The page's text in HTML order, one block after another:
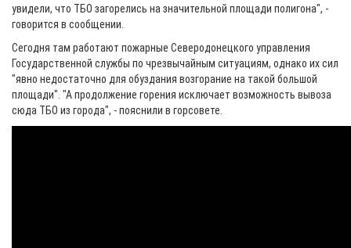
увидели, что ТБО загорелись на значительной площади полигона", -
говорится в сообщении.
Сегодня там работают пожарные Северодонецкого управления
Государственной службы по чрезвычайным ситуациям, однако их сил
"явно недостаточно для обуздания возгорание на такой большой
площади". "А продолжение горения исключает возможность вывоза
сюда ТБО из города", - пояснили в горсовете.